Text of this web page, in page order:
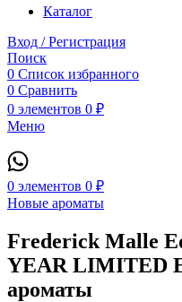
Каталог
Вход / Регистрация
Поиск
0 Список избранного
0 Сравнить
0 элементов 0 ₽
Меню
0 элементов 0 ₽
Новые ароматы
Frederick Malle
YEAR LIMITED
ароматы